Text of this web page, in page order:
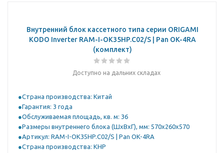
Внутренний блок кассетного типа серии ORIGAMI
KODO Inverter RAM-I-OK35HP.C02/S | Pan OK-4RA
(комплект)
Доступно на дальних складах
Страна производства: Китай
Гарантия: 3 года
Обслуживаемая площадь, кв. м: 36
Размеры внутреннего блока (ШхВхГ), мм: 570x260x570
Артикул: RAM-I-OK35HP.C02/S | Pan OK-4RA
Страна производства: КНР